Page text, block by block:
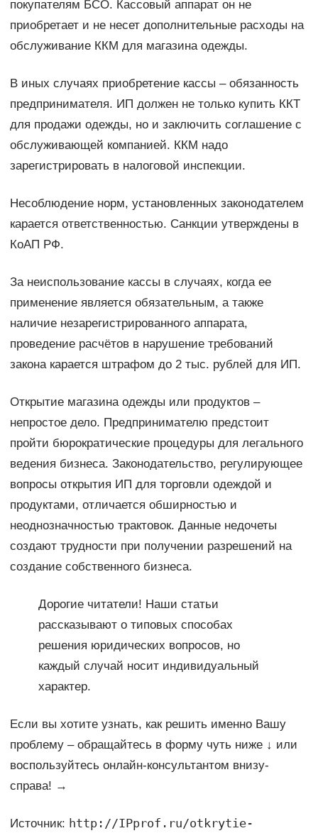
покупателям БСО. Кассовый аппарат он не
приобретает и не несет дополнительные расходы на
обслуживание ККМ для магазина одежды.
В иных случаях приобретение кассы – обязанность
предпринимателя. ИП должен не только купить ККТ
для продажи одежды, но и заключить соглашение с
обслуживающей компанией. ККМ надо
зарегистрировать в налоговой инспекции.
Несоблюдение норм, установленных законодателем
карается ответственностью. Санкции утверждены в
КоАП РФ.
За неиспользование кассы в случаях, когда ее
применение является обязательным, а также
наличие незарегистрированного аппарата,
проведение расчётов в нарушение требований
закона карается штрафом до 2 тыс. рублей для ИП.
Открытие магазина одежды или продуктов –
непростое дело. Предпринимателю предстоит
пройти бюрократические процедуры для легального
ведения бизнеса. Законодательство, регулирующее
вопросы открытия ИП для торговли одеждой и
продуктами, отличается обширностью и
неоднозначностью трактовок. Данные недочеты
создают трудности при получении разрешений на
создание собственного бизнеса.
Дорогие читатели! Наши статьи
рассказывают о типовых способах
решения юридических вопросов, но
каждый случай носит индивидуальный
характер.
Если вы хотите узнать, как решить именно Вашу
проблему – обращайтесь в форму чуть ниже ↓ или
воспользуйтесь онлайн-консультантом внизу-
справа! →
Источник: http://IPprof.ru/otkrytie-